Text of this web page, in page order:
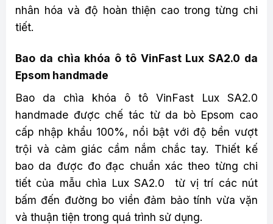
nhân hóa và độ hoàn thiện cao trong từng chi
tiết.
Bao da chìa khóa ô tô VinFast Lux SA2.0 da
Epsom handmade
Bao da chìa khóa ô tô VinFast Lux SA2.0
handmade được chế tác từ da bò Epsom cao
cấp nhập khẩu 100%, nổi bật với độ bền vượt
trội và cảm giác cầm nắm chắc tay. Thiết kế
bao da được đo đạc chuẩn xác theo từng chi
tiết của mẫu chìa Lux SA2.0 từ vị trí các nút
bấm đến đường bo viền đảm bảo tính vừa vặn
và thuận tiện trong quá trình sử dụng.